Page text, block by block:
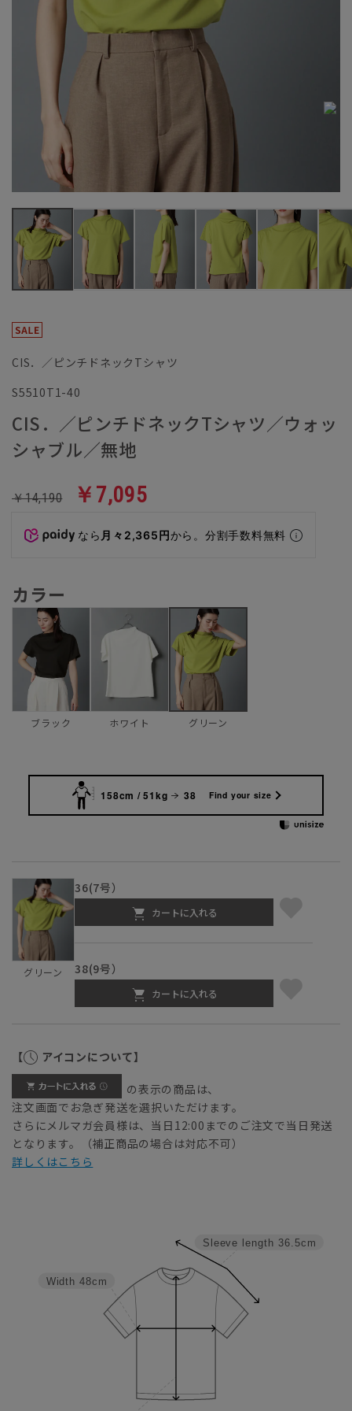
CIS．／ピンチドネックTシャツ
S5510T1-40
CIS．／ピンチドネックTシャツ／ウォッ
シャブル／無地
￥14,190 ￥7,095
なら 月々2,365円から。分割手数料無料
カラー
ブラック ホワイト グリーン
158cm / 51kg 38 Find your size
グリーン
36(7号）
カートに入れる
38(9号）
カートに入れる
【 アイコンについて】
の表示の商品は、
注文画面でお急ぎ発送を選択いただけます。
さらにメルマガ会員様は、当日12:00までのご注文で当日発送
となります。（補正商品の場合は対応不可）
詳しくはこちら
Sleeve length 36.5cm
Width 48cm